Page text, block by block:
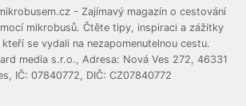
- Zajímavý magazín o cestování
mikrobusů. Čtěte tipy, inspiraci a zážitky
se vydali na nezapomenutelnou cestu.
media s.r.o., Adresa: Nová Ves 272, 46331
IČ: 07840772, DIČ: CZ07840772